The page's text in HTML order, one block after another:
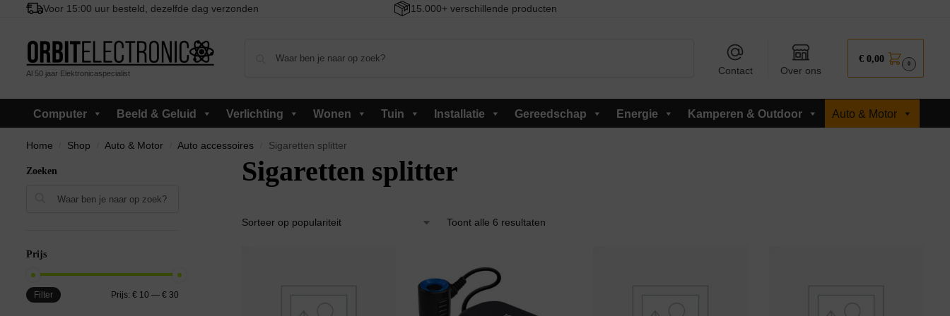
Voor 15:00 uur besteld, dezelfde dag verzonden 15.000+ verschillende producten
Al 50 jaar Elektronicaspecialist Contact Over ons
€ 0,00 0
Computer Beeld & Geluid Verlichting Wonen Tuin Installatie Gereedschap Energie Kamperen & Outdoor Auto & Motor
Home Shop Auto & Motor Auto accessoires Sigaretten splitter
Sigaretten splitter
Toont alle 6 resultaten
Zoeken
Prijs
Filter Prijs: € 10 — € 30